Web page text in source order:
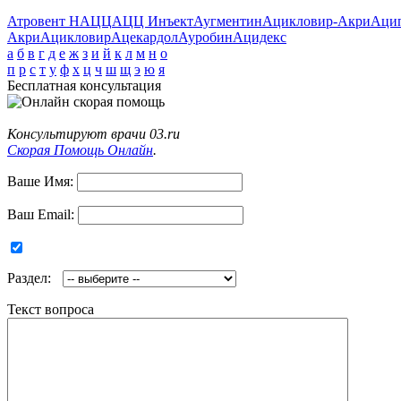
Атровент НАЦЦАЦЦ ИнъектАугментинАцикловир-Акри
АкриАцикловирАцекардолАуробинАцидекс
а б в г д е ж з и й к л м н о
п р с т у ф х ц ч ш щ э ю я
Бесплатная консультация
Консультируют врачи 03.ru
Скорая Помощь Онлайн.
Ваше Имя:
Ваш Email:
Раздел:
Текст вопроса